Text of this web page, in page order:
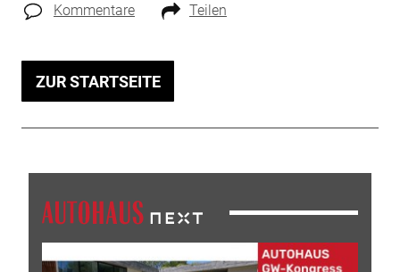
Kommentare Teilen
ZUR STARTSEITE